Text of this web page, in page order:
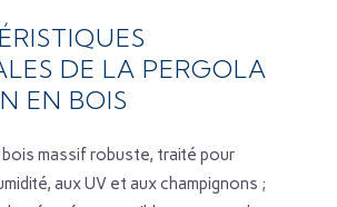
DE LA PERGOLA
EN BOIS
massif robuste, traité pour
aux UV et aux champignons ;